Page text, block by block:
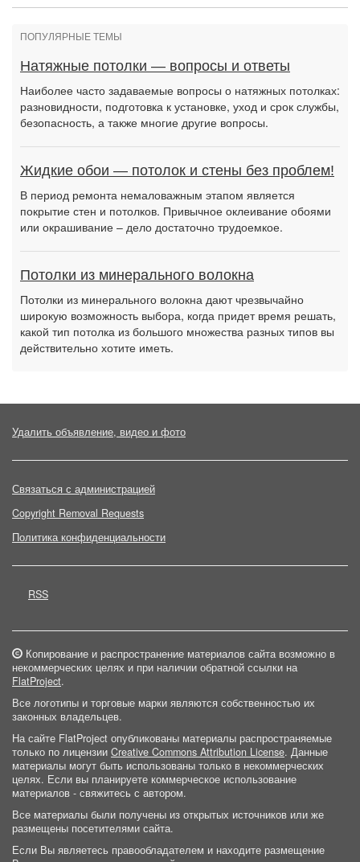
ПОПУЛЯРНЫЕ ТЕМЫ
Натяжные потолки — вопросы и ответы
Наиболее часто задаваемые вопросы о натяжных потолках:
разновидности, подготовка к установке, уход и срок службы,
безопасность, а также многие другие вопросы.
Жидкие обои — потолок и стены без проблем!
В период ремонта немаловажным этапом является
покрытие стен и потолков. Привычное оклеивание обоями
или окрашивание – дело достаточно трудоемкое.
Потолки из минерального волокна
Потолки из минерального волокна дают чрезвычайно
широкую возможность выбора, когда придет время решать,
какой тип потолка из большого множества разных типов вы
действительно хотите иметь.
Удалить объявление, видео и фото
Связаться с администрацией
Copyright Removal Requests
Политика конфиденциальности
RSS
Копирование и распространение материалов сайта возможно в
некоммерческих целях и при наличии обратной ссылки на
FlatProject.
Все логотипы и торговые марки являются собственностью их
законных владельцев.
На сайте FlatProject опубликованы материалы распространяемые
только по лицензии Creative Commons Attribution License. Данные
материалы могут быть использованы только в некоммерческих
целях. Если вы планируете коммерческое использование
материалов - свяжитесь с автором.
Все материалы были получены из открытых источников или же
размещены посетителями сайта.
Если Вы являетесь правообладателем и находите размещение